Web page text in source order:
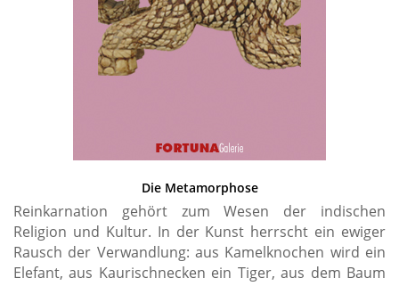
Die Metamorphose
Reinkarnation gehört zum Wesen der indischen
Religion und Kultur. In der Kunst herrscht ein ewiger
Rausch der Verwandlung: aus Kamelknochen wird ein
Elefant, aus Kaurischnecken ein Tiger, aus dem Baum